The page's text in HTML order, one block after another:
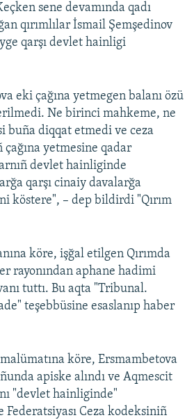
sene devamında qadı
qırımlılar İsmail Şemşedinov
qarşı devlet hainligi
eki çağına yetmegen balanı özü
Ne birinci mahkeme, ne
buña diqqat etmedi ve ceza
yetmesine qadar
devlet hainliginde
qarşı cinaiy davalarğa
köstere", – dep bildirdi "Qırım
köre, işğal etilgen Qırımda
rayonından aphane hadimi
tuttı. Bu aqta "Tribunal.
teşebbüsine esaslanıp haber
malümatına köre, Ersmambetova
apiske alındı ve Aqmescit
"devlet hainliginde"
Federatsiyası Ceza kodeksiniñ